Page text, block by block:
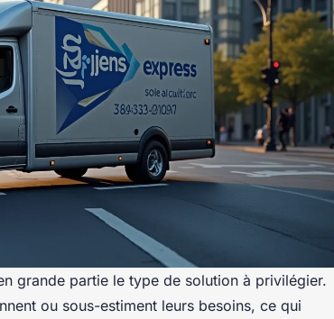
grande partie le type de solution à privilégier.
ou sous-estiment leurs besoins, ce qui